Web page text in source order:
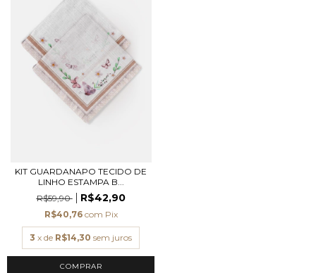
KIT GUARDANAPO TECIDO DE
LINHO ESTAMPA B...
R$59,90
R$42,90
R$40,76 com Pix
3 x de R$14,30 sem juros